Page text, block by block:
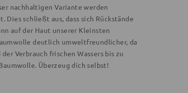
nachhaltigen Variante werden
Dies schließt aus, dass sich Rückstände
auf der Haut unserer Kleinsten
deutlich umweltfreundlicher, da
Verbrauch frischen Wassers bis zu
Überzeug dich selbst!